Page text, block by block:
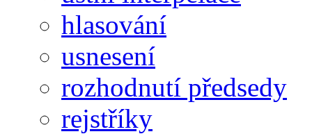
hlasování
usnesení
rozhodnutí předsedy
rejstříky